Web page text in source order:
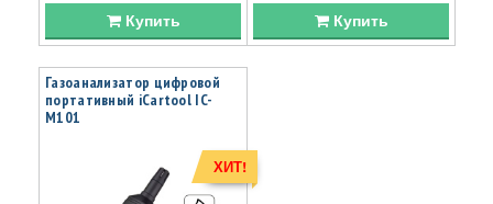
Купить Купить
Газоанализатор цифровой
портативный iCartool IC-
M101
ХИТ!